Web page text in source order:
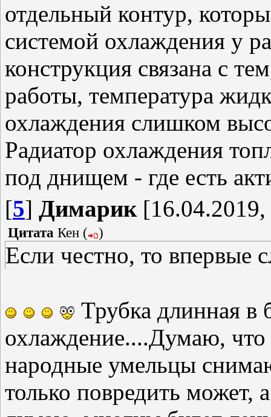
отдельный контур,
системой охлаждения у
конструкция связана с
работы, температура
охлаждения слишком
Радиатор охлаждения
под днищем - где есть
[5] Димарик[16.04.2019,
Цитата Кен ( )
Если честно, то впервые
Трубка длинная в
охлаждение....Думаю, что
народные умельцы
только повредить может,